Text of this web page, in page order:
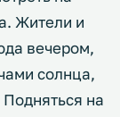
Жители и
вечером,
солнца,
на